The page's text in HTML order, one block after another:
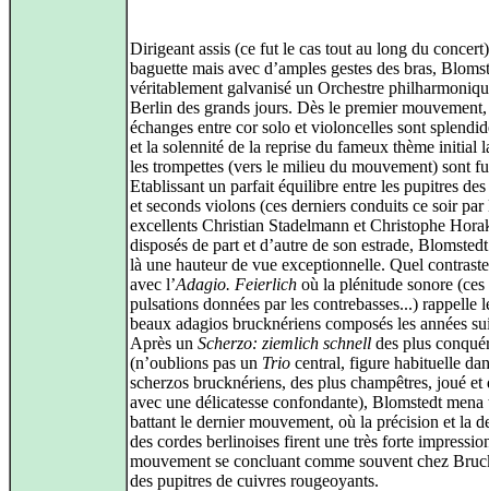
Dirigeant assis (ce fut le cas tout au long du
baguette mais avec d’amples gestes des bras,
véritablement galvanisé un Orchestre
Berlin des grands jours. Dès le premier mouvement,
échanges entre cor solo et violoncelles sont
et la solennité de la reprise du fameux thème initial
les trompettes (vers le milieu du mouvement) sont
Etablissant un parfait équilibre entre les pupitres
et seconds violons (ces derniers conduits ce soir par
excellents Christian Stadelmann et Christophe
disposés de part et d’autre de son estrade,
là une hauteur de vue exceptionnelle. Quel
avec l’Adagio. Feierlich où la plénitude sonore (ces
pulsations données par les contrebasses...) rappelle
beaux adagios brucknériens composés les années
Après un Scherzo: ziemlich schnell des plus
(n’oublions pas un Trio central, figure habituelle
scherzos brucknériens, des plus champêtres, joué et
avec une délicatesse confondante), Blomstedt mena
battant le dernier mouvement, où la précision et la
des cordes berlinoises firent une très forte
mouvement se concluant comme souvent chez
des pupitres de cuivres rougeoyants.